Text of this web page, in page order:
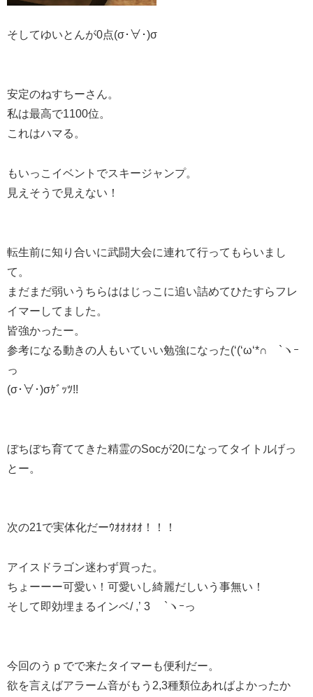
そしてゆいとんが0点(σ･∀･)σ
安定のねすちーさん。
私は最高で1100位。
これはハマる。
もいっこイベントでスキージャンプ。
見えそうで見えない！
転生前に知り合いに武闘大会に連れて行ってもらいまし
て。
まだまだ弱いうちらははじっこに追い詰めてひたすらフレ
イマーしてました。
皆強かったー。
参考になる動きの人もいていい勉強になった(‘(‘ω‘*∩ `ヽｰ
っ
(σ･∀･)σｹﾞｯﾂ!!
ぼちぼち育ててきた精霊のSocが20になってタイトルげっ
とー。
次の21で実体化だーｳｵｵｵｵｵ！！！
アイスドラゴン迷わず買った。
ちょーーー可愛い！可愛いし綺麗だしいう事無い！
そして即効埋まるインベ/ ,’ 3 `ヽｰっ
今回のうｐでで来たタイマーも便利だー。
欲を言えばアラーム音がもう2,3種類位あればよかったか